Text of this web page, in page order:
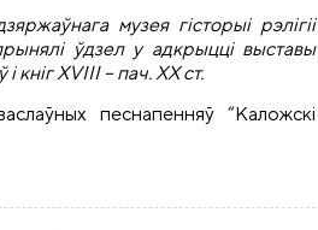
музея гісторыі рэлігіі
ўдзел у адкрыцці выставы
кніг XVIII – пач. XX ст.
песнапенняў “Каложскі